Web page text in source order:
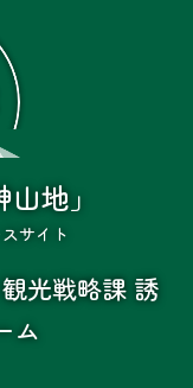
地」
サイト
光戦略課 誘
ム